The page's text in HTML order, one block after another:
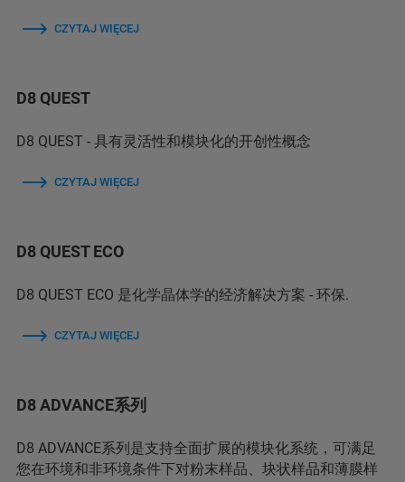
CZYTAJ WIĘCEJ
D8 QUEST
D8 QUEST - 具有灵活性和模块化的开创性概念
CZYTAJ WIĘCEJ
D8 QUEST ECO
D8 QUEST ECO 是化学晶体学的经济解决方案 - 环保.
CZYTAJ WIĘCEJ
D8 ADVANCE系列
D8 ADVANCE系列是支持全面扩展的模块化系统，可满足
您在环境和非环境条件下对粉末样品、块状样品和薄膜样